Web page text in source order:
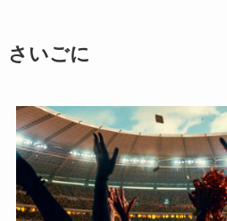
さいごに